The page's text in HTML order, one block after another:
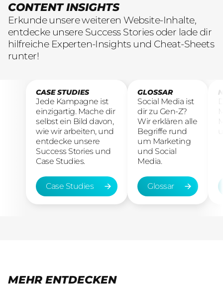
CONTENT INSIGHTS
Erkunde unsere weiteren Website-Inhalte,
entdecke unsere Success Stories oder lade dir
hilfreiche Experten-Insights und Cheat-Sheets
runter!
CASE STUDIES
Jede Kampagne ist
einzigartig. Mache dir
selbst ein Bild davon,
wie wir arbeiten, und
entdecke unsere
Success Stories und
Case Studies.
Case Studies
Case Studies
GLOSSAR
Social Media ist
dir zu Gen-Z?
Wir erklären alle
Begriffe rund
um Marketing
und Social
Media.
Glossar
Glossar
MEHR ENTDECKEN